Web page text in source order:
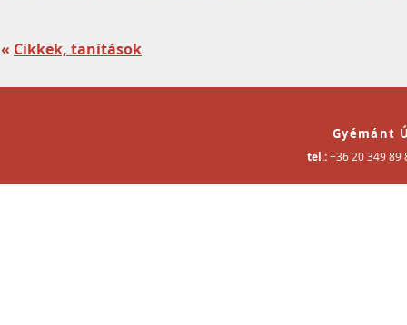
« Cikkek, tanítások
Gyémánt
tel.:+36 20 349